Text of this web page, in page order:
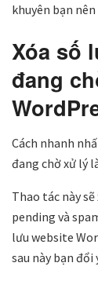
khuyên bạn
Xóa số
đang
Cách nhanh
đang chờ xử lý
Thao tác này
pending và
lưu website
sau này bạn đổi